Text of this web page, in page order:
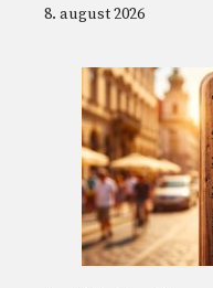
8. august 2026